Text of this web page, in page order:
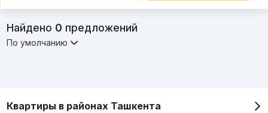
Найдено 0 предложений
По умолчанию
Квартиры в районах Ташкента